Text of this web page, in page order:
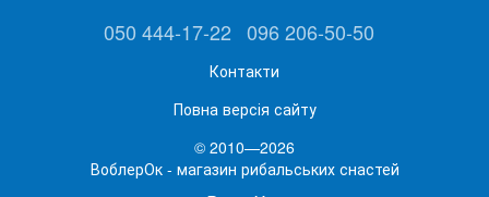
050 444-17-22 096 206-50-50
Контакти
Повна версія сайту
© 2010—2026
ВоблерОк - магазин рибальських снастей